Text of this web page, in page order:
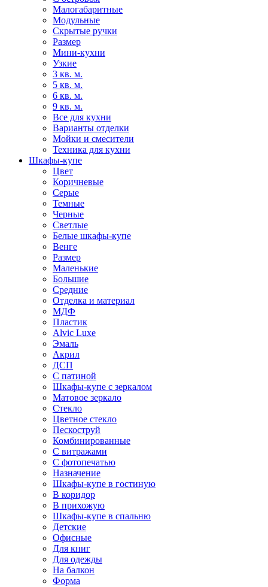
Малогабаритные
Модульные
Скрытые ручки
Размер
Мини-кухни
Узкие
3 кв. м.
5 кв. м.
6 кв. м.
9 кв. м.
Все для кухни
Варианты отделки
Мойки и смесители
Техника для кухни
Шкафы-купе
Цвет
Коричневые
Серые
Темные
Черные
Светлые
Белые шкафы-купе
Венге
Размер
Маленькие
Большие
Средние
Отделка и материал
МДФ
Пластик
Alvic Luxe
Эмаль
Акрил
ДСП
С патиной
Шкафы-купе с зеркалом
Матовое зеркало
Стекло
Цветное стекло
Пескоструй
Комбинированные
С витражами
С фотопечатью
Назначение
Шкафы-купе в гостиную
В коридор
В прихожую
Шкафы-купе в спальню
Детские
Офисные
Для книг
Для одежды
На балкон
Форма